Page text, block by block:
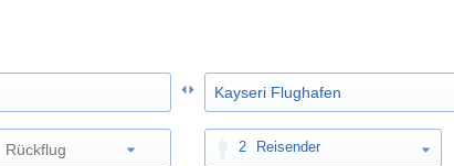
2 Reisender